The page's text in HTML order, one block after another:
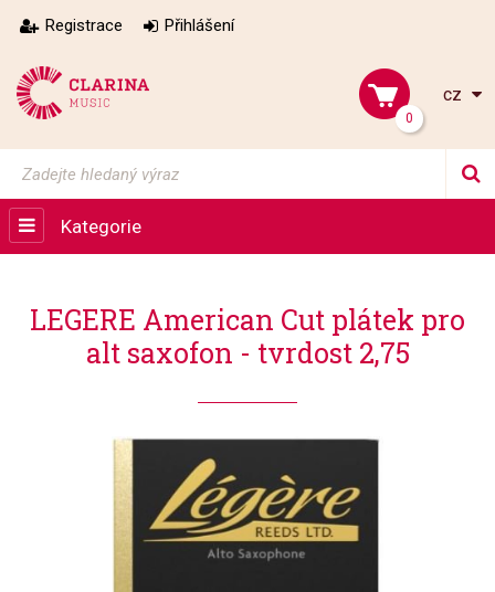
Registrace Přihlášení
0
cz
Kategorie
LEGERE American Cut plátek pro
alt saxofon - tvrdost 2,75